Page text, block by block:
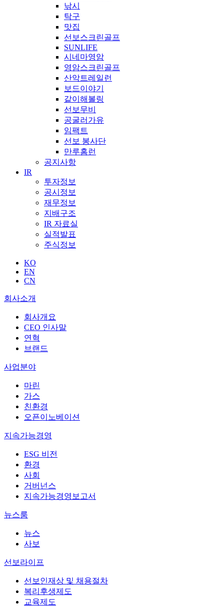
낚시
탁구
맛집
선보스크린골프
SUNLIFE
시네마영암
영암스크린골프
산악트레일런
보드이야기
같이해볼링
선보무비
공굴러가유
임팩트
선보 봉사단
만루홈런
공지사항
IR
투자정보
공시정보
재무정보
지배구조
IR 자료실
실적발표
주식정보
KO
EN
CN
회사소개
회사개요
CEO 인사말
연혁
브랜드
사업분야
마린
가스
친환경
오픈이노베이션
지속가능경영
ESG 비전
환경
사회
거버넌스
지속가능경영보고서
뉴스룸
뉴스
사보
선보라이프
선보인재상 및 채용절차
복리후생제도
교육제도